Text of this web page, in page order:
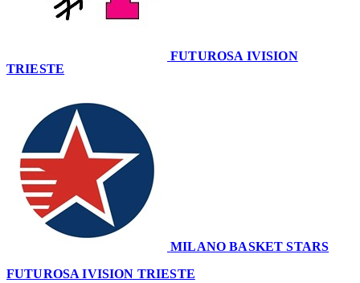
FUTUROSA IVISION
TRIESTE
MILANO BASKET STARS
FUTUROSA IVISION TRIESTE